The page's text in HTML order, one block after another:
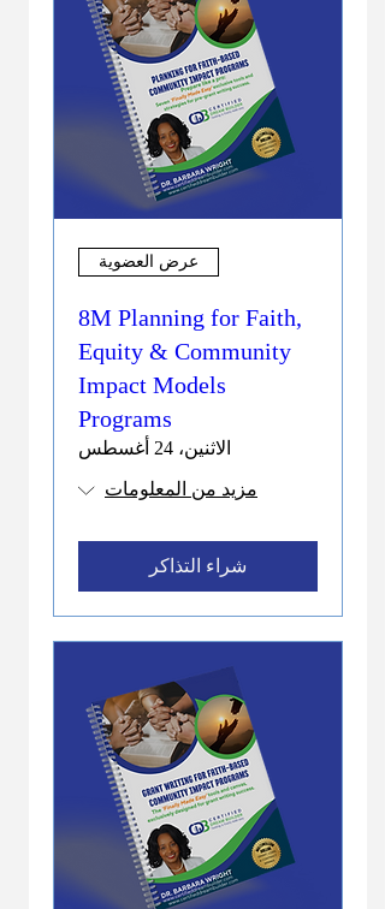
عرض العضوية
8M Planning for Faith,
Equity & Community
Impact Models
Programs
الاثنين، 24 أغسطس
مزيد من المعلومات
شراء التذاكر